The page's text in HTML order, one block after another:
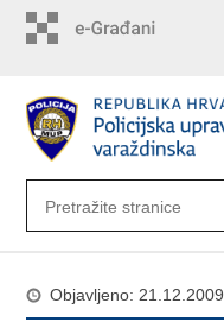
Objavljeno: 21.12.2009.